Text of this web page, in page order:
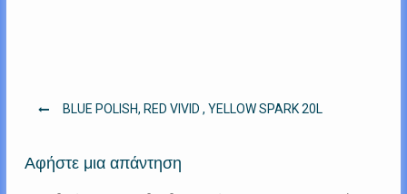
Πλοήγηση
BLUE POLISH, RED VIVID , YELLOW SPARK 20L
Αφήστε μια απάντηση